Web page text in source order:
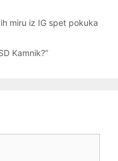
miru iz IG spet pokuka
Kamnik?”